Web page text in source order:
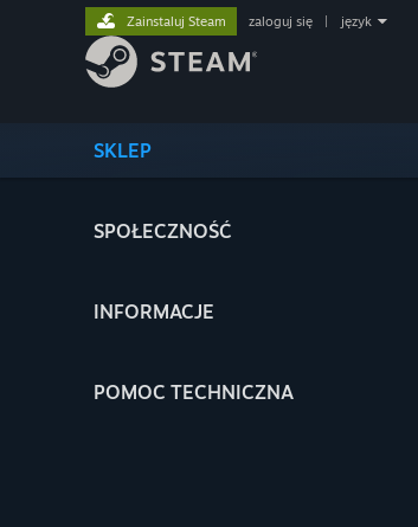
SKLEP
SPOŁECZNOŚĆ
INFORMACJE
POMOC TECHNICZNA
Zainstaluj Steam zaloguj się język